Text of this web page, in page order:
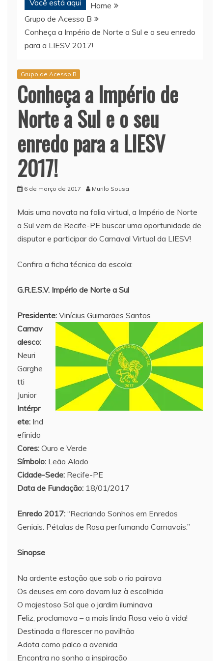
Você está aqui
Home
Grupo de Acesso B
Conheça a Império de Norte a Sul e o seu enredo
para a LIESV 2017!
Grupo de Acesso B
Conheça a Império de
Norte a Sul e o seu
enredo para a LIESV
2017!
6 de março de 2017 Murilo Sousa
Mais uma novata na folia virtual, a Império de Norte
a Sul vem de Recife-PE buscar uma oportunidade de
disputar e participar do Carnaval Virtual da LIESV!
Confira a ficha técnica da escola:
G.R.E.S.V. Império de Norte a Sul
Presidente: Vinícius Guimarães Santos
Carnav
alesco:
Neuri
Garghe
tti
Junior
Intérpr
ete: Ind
efinido
Cores: Ouro e Verde
Símbolo: Leão Alado
Cidade-Sede: Recife-PE
Data de Fundação: 18/01/2017
Enredo 2017: “Recriando Sonhos em Enredos
Geniais. Pétalas de Rosa perfumando Carnavais.”
Sinopse
Na ardente estação que sob o rio pairava
Os deuses em coro davam luz à escolhida
O majestoso Sol que o jardim iluminava
Feliz, proclamava – a mais linda Rosa veio à vida!
Destinada a florescer no pavilhão
Adota como palco a avenida
Encontra no sonho a inspiração